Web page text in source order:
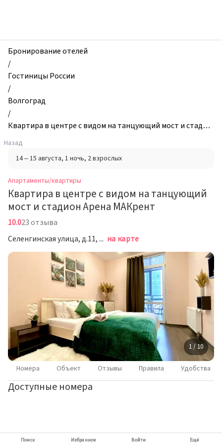
и
квартиры,
Квартира
центре
видом
на
танцующий
мост
стадион
Арена
МАКрент,
Волгоград,
Россия
Бронирование отелей
/
Гостиницы России
/
Волгоград
/
Квартира в центре с видом на танцующий мост и стадио
Назад
14 – 15 августа, 1 ночь, 2 взрослых
Апартаменты/квартиры
Квартира в центре с видом на танцующий
мост и стадион Арена МАКрент
10.023 отзыва
Селенгинская улица, д.11, Волгоград на карте
1 / 10
Номера Объект Отзывы Правила Удобства
Доступные номера
Поиск Избранное Войти Ещё